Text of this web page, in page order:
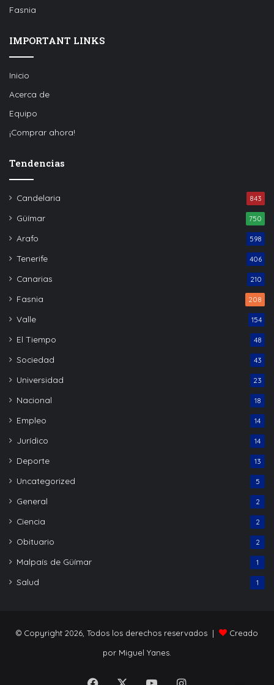
Fasnia
IMPORTANT LINKS
Inicio
Acerca de
Equipo
¡Comprar ahora!
Tendencias
Candelaria 843
Güímar 750
Arafo 598
Tenerife 406
Canarias 210
Fasnia 208
Valle 154
El Tiempo 48
Sociedad 43
Universidad 23
Nacional 18
Empleo 14
Jurídico 14
Deporte 13
Uncategorized 5
General 2
Ciencia 2
Obituario 2
Malpaís de Güímar 1
Salud 1
© Copyright 2026, Todos los derechos reservados |
Creado
por Miguel Yanes.